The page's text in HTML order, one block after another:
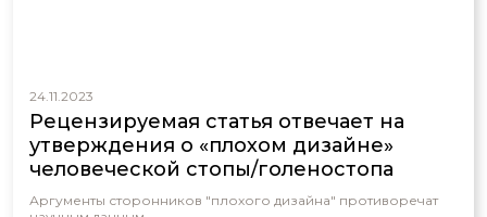
24.11.2023
Рецензируемая статья отвечает на
утверждения о «плохом дизайне»
человеческой стопы/голеностопа
Аргументы сторонников "плохого дизайна" противоречат